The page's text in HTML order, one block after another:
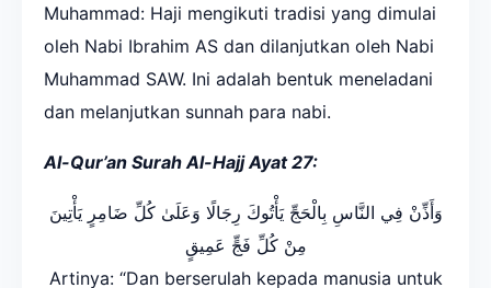
Muhammad: Haji mengikuti tradisi yang dimulai
oleh Nabi Ibrahim AS dan dilanjutkan oleh Nabi
Muhammad SAW. Ini adalah bentuk meneladani
dan melanjutkan sunnah para nabi.
Al-Qur’an Surah Al-Hajj Ayat 27:
وَأَذِّنْ فِي النَّاسِ بِالْحَجِّ يَأْتُوكَ رِجَالًا وَعَلَىٰ كُلِّ ضَامِرٍ يَأْتِينَ
مِنْ كُلِّ فَجٍّ عَمِيقٍ
Artinya: “Dan berserulah kepada manusia untuk